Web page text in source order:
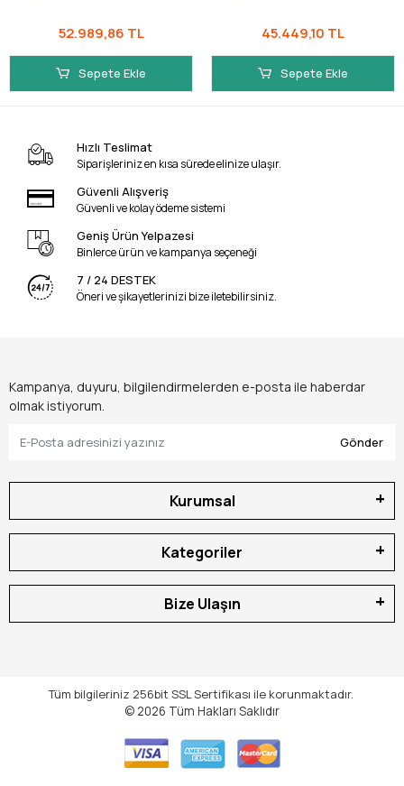
52.989,86 TL
Sepete Ekle
45.449,10 TL
Sepete Ekle
Hızlı Teslimat
Siparişleriniz en kısa sürede elinize ulaşır.
Güvenli Alışveriş
Güvenli ve kolay ödeme sistemi
Geniş Ürün Yelpazesi
Binlerce ürün ve kampanya seçeneği
7 / 24 DESTEK
Öneri ve şikayetlerinizi bize iletebilirsiniz.
Kampanya, duyuru, bilgilendirmelerden e-posta ile haberdar
olmak istiyorum.
Gönder
Kurumsal
Kategoriler
Bize Ulaşın
Tüm bilgileriniz 256bit SSL Sertifikası ile korunmaktadır.
© 2026 Tüm Hakları Saklıdır